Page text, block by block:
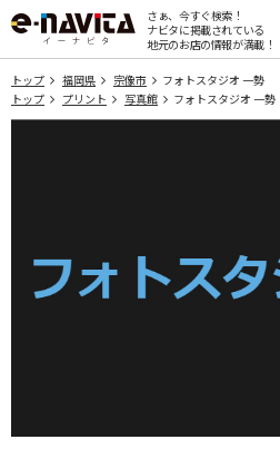
さぁ、今すぐ検索！
ナビタに掲載されている
地元のお店の情報が満載！
トップ 福岡県 宗像市
フォトスタジオ 一勢
トップ
プリント 写真館 フォトスタジオ 一勢